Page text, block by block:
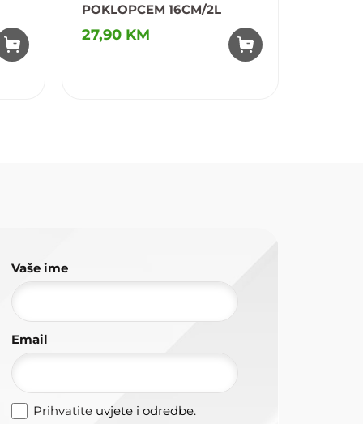
POKLOPCEM 16CM/2L
27,90 KM
Vaše ime
Email
Prihvatite uvjete i odredbe.